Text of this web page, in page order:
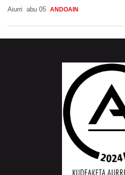
Aiurri abu 05 ANDOAIN